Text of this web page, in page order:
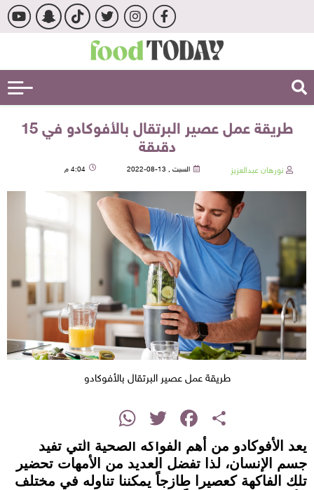
طريقة عمل عصير البرتقال بالأفوكادو في 15
دقيقة
نورهان عبدالعزيز السبت , 13-08-2022 4:04 م
طريقة عمل عصير البرتقال بالأفوكادو
Share
Facebook
Twitter
WhatsApp
يعد الأفوكادو من أهم الفواكه الصحية التي تفيد
جسم الإنسان، لذا تفضل العديد من الأمهات تحضير
تلك الفاكهة كعصيرا طازجاً يمكننا تناوله في مختلف